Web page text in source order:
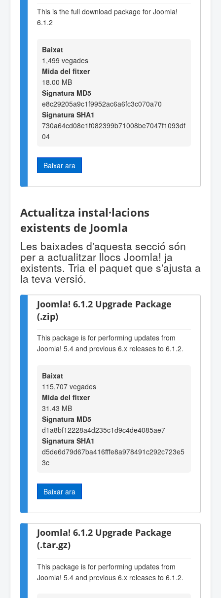
This is the full download package for Joomla!
6.1.2
Baixat
1,499 vegades
Mida del fitxer
18.00 MB
Signatura MD5
e8c29205a9c1f9952ac6a6fc3c070a70
Signatura SHA1
730a64cd08e1f082399b71008be7047f1093df
04
Baixar ara
Actualitza instal·lacions
existents de Joomla
Les baixades d'aquesta secció són
per a actualitzar llocs Joomla! ja
existents. Tria el paquet que s'ajusta a
la teva versió.
Joomla! 6.1.2 Upgrade Package
(.zip)
This package is for performing updates from
Joomla! 5.4 and previous 6.x releases to 6.1.2.
Baixat
115,707 vegades
Mida del fitxer
31.43 MB
Signatura MD5
d1a8bf12228a4d235c1d9c4de4085ae7
Signatura SHA1
d5de6d79d67ba416fffe8a978491c292c723e5
3c
Baixar ara
Joomla! 6.1.2 Upgrade Package
(.tar.gz)
This package is for performing updates from
Joomla! 5.4 and previous 6.x releases to 6.1.2.